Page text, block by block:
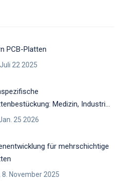
PCB-Platten
22 2025
Medizin, Industrie
25 2026
für mehrschichtige
November 2025